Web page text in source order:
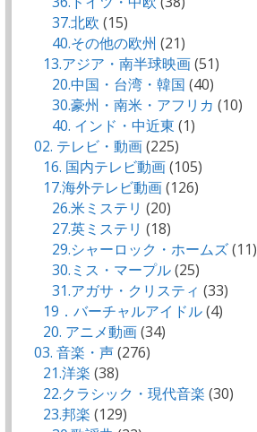
37.北欧 (15)
40.その他の欧州 (21)
13.アジア・南半球映画(51)
20.中国・台湾・韓国 (40)
30.豪州・南米・アフリカ (10)
40. インド・中近東 (1)
02. テレビ・動画(225)
16. 国内テレビ動画(105)
17.海外テレビ動画(126)
26.米ミステリ (20)
27.英ミステリ (18)
29.シャーロック・ホームズ(11)
30.ミス・マープル(25)
31.アガサ・クリスティ (33)
19．バーチャルアイドル(4)
20. アニメ動画(34)
03. 音楽・声(276)
21.洋楽 (38)
22.クラシック・現代音楽 (30)
23.邦楽 (129)